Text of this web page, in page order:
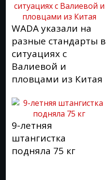
WADA указали на
разные стандарты в
ситуациях с
Валиевой и
пловцами из Китая
9-летняя
штангистка
подняла 75 кг